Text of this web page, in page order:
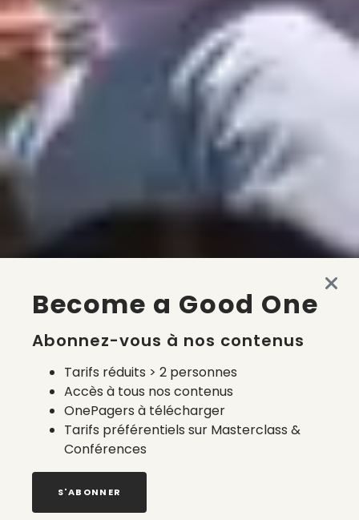
Become a Good One
Abonnez-vous à nos contenus
Tarifs réduits > 2 personnes
Accès à tous nos contenus
OnePagers à télécharger
Tarifs préférentiels sur Masterclass &
Conférences
S'ABONNER